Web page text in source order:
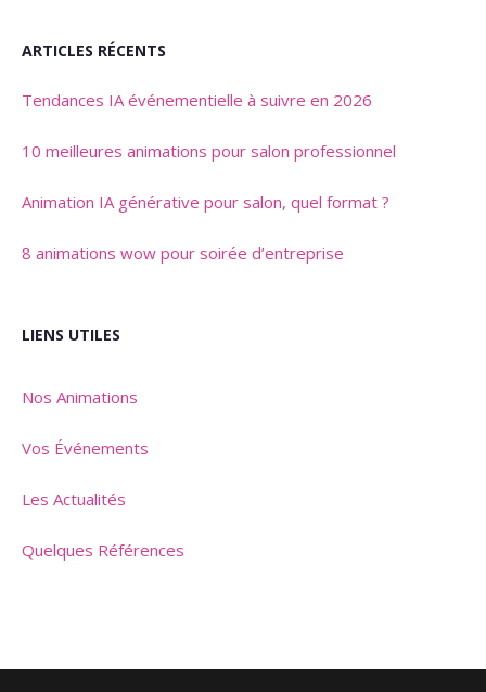
ARTICLES RÉCENTS
Tendances IA événementielle à suivre en 2026
10 meilleures animations pour salon professionnel
Animation IA générative pour salon, quel format ?
8 animations wow pour soirée d’entreprise
LIENS UTILES
Nos Animations
Vos Événements
Les Actualités
Quelques Références